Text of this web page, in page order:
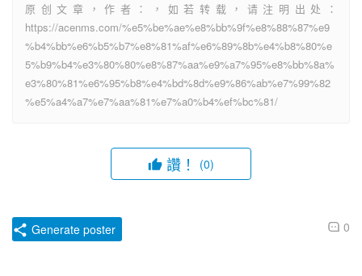
原创文章，作者：，如若转载，请注明出处：
https://acenms.com/%e5%be%ae%e8%bb%9f%e8%88%87%e9
%b4%bb%e6%b5%b7%e8%81%af%e6%89%8b%e4%b8%80%e
5%b9%b4%e3%80%80%e8%87%aa%e9%a7%95%e8%bb%8a%
e3%80%81%e6%95%b8%e4%bd%8d%e9%86%ab%e7%99%82
%e5%a4%a7%e7%aa%81%e7%a0%b4%ef%bc%81/
讚！ (0)
0
Generate poster